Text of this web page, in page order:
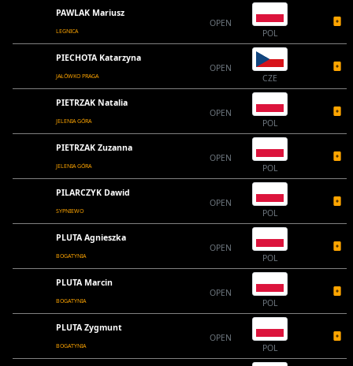
PAWLAK Mariusz
LEGNICA
OPEN
POL
PIECHOTA Katarzyna
JAŁÓWKO PRAGA
OPEN
CZE
PIETRZAK Natalia
JELENIA GÓRA
OPEN
POL
PIETRZAK Zuzanna
JELENIA GÓRA
OPEN
POL
PILARCZYK Dawid
SYPNIEWO
OPEN
POL
PLUTA Agnieszka
BOGATYNIA
OPEN
POL
PLUTA Marcin
BOGATYNIA
OPEN
POL
PLUTA Zygmunt
BOGATYNIA
OPEN
POL